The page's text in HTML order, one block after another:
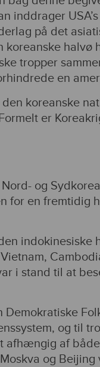
inddrager
på det
koreanske halvø
tropper
en
koreanske
er
og
for en fremtidig
indokinesiske
i stand til at
og til
afhængig af
og